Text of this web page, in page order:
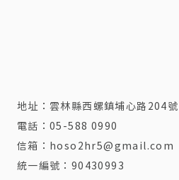
地址：雲林縣西螺鎮埔心路204號
電話：05-588 0990
信箱： hoso2hr5@gmail.com
統一編號：90430993